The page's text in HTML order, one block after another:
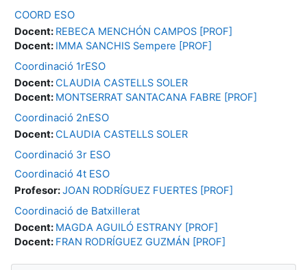
COORD ESO
Docent: REBECA MENCHÓN CAMPOS [PROF]
Docent: IMMA SANCHIS Sempere [PROF]
Coordinació 1rESO
Docent:CLAUDIA CASTELLS SOLER
Docent: MONTSERRAT SANTACANA FABRE [PROF]
Coordinació 2nESO
Docent:CLAUDIA CASTELLS SOLER
Coordinació 3r ESO
Coordinació 4t ESO
Profesor:JOAN RODRÍGUEZ FUERTES [PROF]
Coordinació de Batxillerat
Docent: MAGDA AGUILÓ ESTRANY [PROF]
Docent: FRAN RODRÍGUEZ GUZMÁN [PROF]